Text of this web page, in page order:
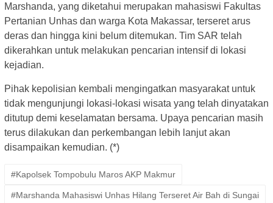
Marshanda, yang diketahui merupakan mahasiswi Fakultas
Pertanian Unhas dan warga Kota Makassar, terseret arus
deras dan hingga kini belum ditemukan. Tim SAR telah
dikerahkan untuk melakukan pencarian intensif di lokasi
kejadian.
Pihak kepolisian kembali mengingatkan masyarakat untuk
tidak mengunjungi lokasi-lokasi wisata yang telah dinyatakan
ditutup demi keselamatan bersama. Upaya pencarian masih
terus dilakukan dan perkembangan lebih lanjut akan
disampaikan kemudian. (*)
#Kapolsek Tompobulu Maros AKP Makmur
#Marshanda Mahasiswi Unhas Hilang Terseret Air Bah di Sungai